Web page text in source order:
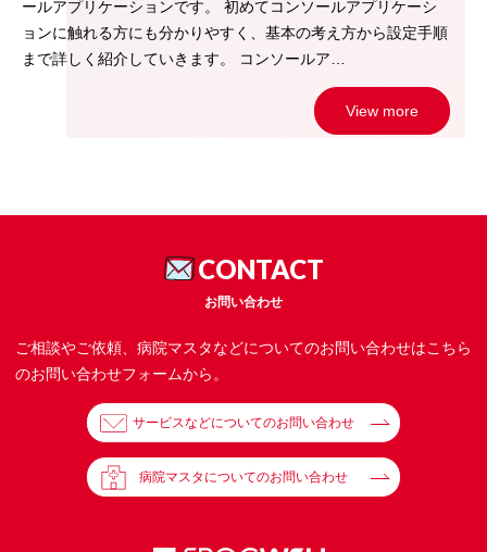
ールアプリケーションです。 初めてコンソールアプリケーシ
ョンに触れる方にも分かりやすく、基本の考え方から設定手順
まで詳しく紹介していきます。 コンソールア…
View more
CONTACT
お問い合わせ
ご相談やご依頼、病院マスタなどについてのお問い合わせはこちら
のお問い合わせフォームから。
サービスなどについてのお問い合わせ
病院マスタについてのお問い合わせ